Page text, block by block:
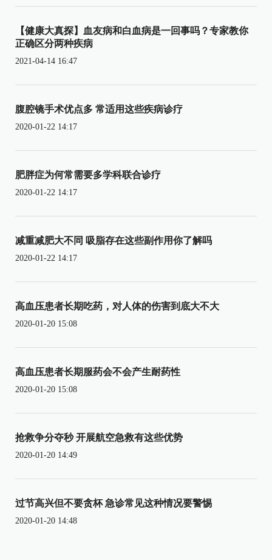
【健康大真探】血友病和白血病是一回事吗？专家教你
正确区分两种疾病
2021-04-14 16:47
腹腔镜手术优点多 常适用这些疾病诊疗
2020-01-22 14:17
肥胖症为何常需要多学科联合诊疗
2020-01-22 14:17
减重减肥大不同 吸脂存在这些副作用你了解吗
2020-01-22 14:17
高血压患者长期吃药，对人体的伤害到底大不大
2020-01-20 15:08
高血压患者长期服药会不会产生耐药性
2020-01-20 15:08
抢救争分夺秒 开展航空急救有这些优势
2020-01-20 14:49
过节高兴但不要贪杯 急诊常见这种情况要警惕
2020-01-20 14:48